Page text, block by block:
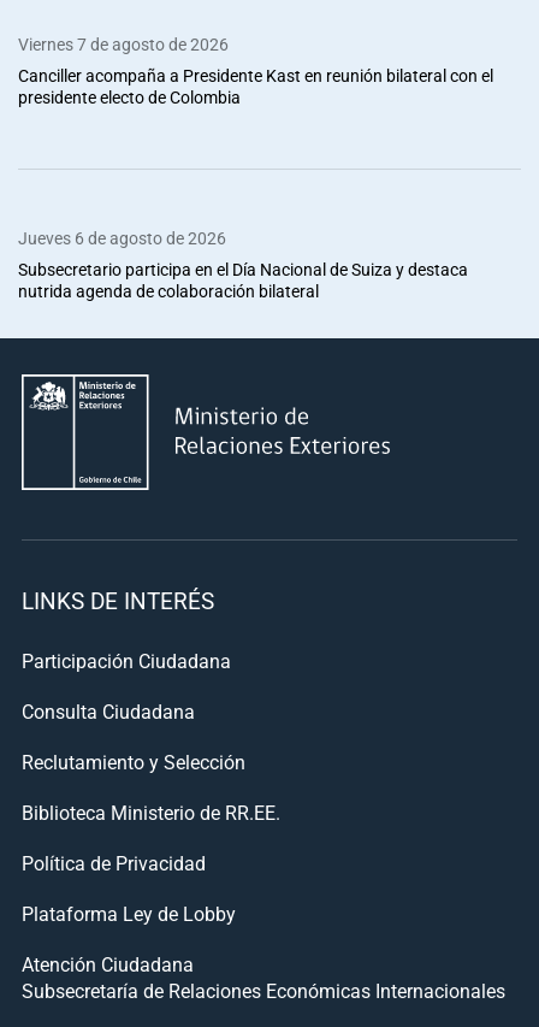
Viernes 7 de agosto de 2026
Canciller acompaña a Presidente Kast en reunión bilateral con el
presidente electo de Colombia
Jueves 6 de agosto de 2026
Subsecretario participa en el Día Nacional de Suiza y destaca
nutrida agenda de colaboración bilateral
LINKS DE INTERÉS
Participación Ciudadana
Consulta Ciudadana
Reclutamiento y Selección
Biblioteca Ministerio de RR.EE.
Política de Privacidad
Plataforma Ley de Lobby
Atención Ciudadana
Subsecretaría de Relaciones Económicas Internacionales